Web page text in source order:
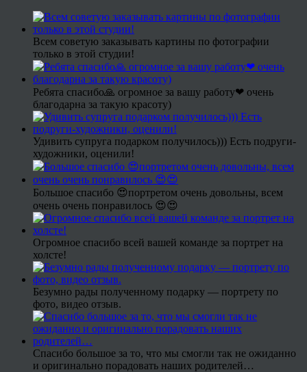
Всем советую заказывать картины по фотографии
только в этой студии!
Ребята спасибо🙏 огромное за вашу работу❤ очень
благодарна за такую красоту)
Удивить супруга подарком получилось))) Есть подруги-
художники, оценили!
Большое спасибо 😍портретом очень довольны, всем
очень очень понравилось 😍😍
Огромное спасибо всей вашей команде за портрет на
холсте!
Безумно рады полученному подарку — портрету по
фото, видео отзыв.
Спасибо большое за то, что мы смогли так не ожиданно
и оригинально порадовать наших родителей…